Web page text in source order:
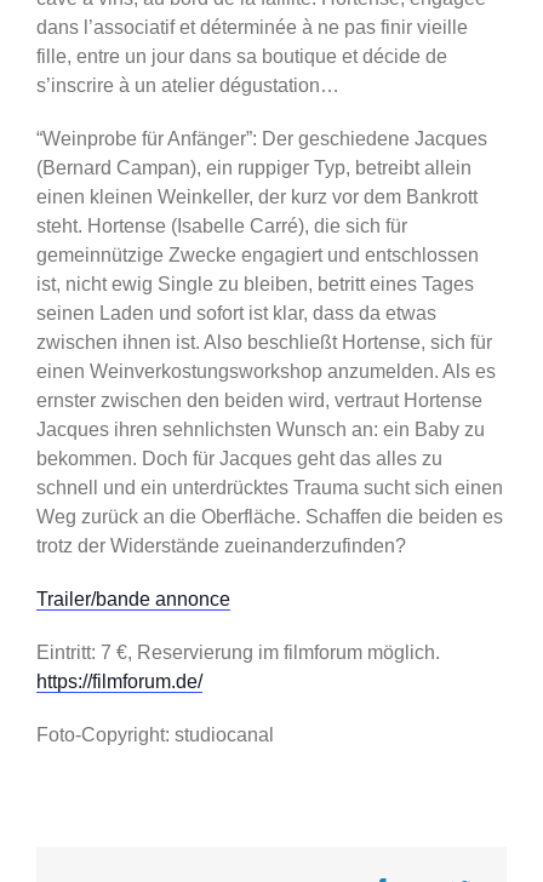
dans l’associatif et déterminée à ne pas finir vieille
fille, entre un jour dans sa boutique et décide de
s’inscrire à un atelier dégustation…
“Weinprobe für Anfänger”: Der geschiedene Jacques
(Bernard Campan), ein ruppiger Typ, betreibt allein
einen kleinen Weinkeller, der kurz vor dem Bankrott
steht. Hortense (Isabelle Carré), die sich für
gemeinnützige Zwecke engagiert und entschlossen
ist, nicht ewig Single zu bleiben, betritt eines Tages
seinen Laden und sofort ist klar, dass da etwas
zwischen ihnen ist. Also beschließt Hortense, sich für
einen Weinverkostungsworkshop anzumelden. Als es
ernster zwischen den beiden wird, vertraut Hortense
Jacques ihren sehnlichsten Wunsch an: ein Baby zu
bekommen. Doch für Jacques geht das alles zu
schnell und ein unterdrücktes Trauma sucht sich einen
Weg zurück an die Oberfläche. Schaffen die beiden es
trotz der Widerstände zueinanderzufinden?
Trailer/bande annonce
Eintritt: 7 €, Reservierung im filmforum möglich.
https://filmforum.de/
Foto-Copyright: studiocanal